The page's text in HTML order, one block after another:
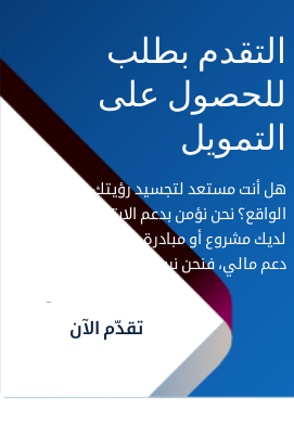
التقدم بطلب
للحصول على
التمويل
هل أنت مستعد لتجسيد رؤيتك على أرض
الواقع؟ نحن نؤمن بدعم الابتكار. إذا كان
لديك مشروع أو مبادرة رائدة تحتاج إلى
دعم مالي، فنحن نريد أن نسمع منك.
تقدّم الآن